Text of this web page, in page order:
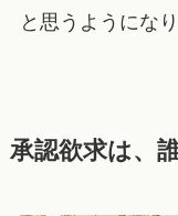
と思うようになり
承認欲求は、